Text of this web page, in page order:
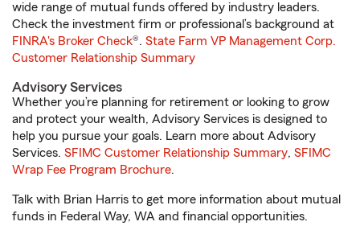
wide range of mutual funds offered by industry leaders.
Check the investment firm or professional’s background at
FINRA's Broker Check®. State Farm VP Management Corp.
Customer Relationship Summary
Advisory Services
Whether you’re planning for retirement or looking to grow
and protect your wealth, Advisory Services is designed to
help you pursue your goals. Learn more about Advisory
Services. SFIMC Customer Relationship Summary, SFIMC
Wrap Fee Program Brochure.
Talk with Brian Harris to get more information about mutual
funds in Federal Way, WA and financial opportunities.